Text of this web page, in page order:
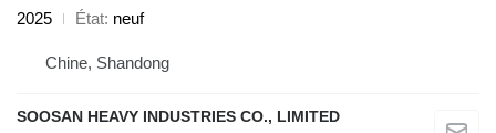
2025
État neuf
Chine, Shandong
SOOSAN HEAVY INDUSTRIES CO., LIMITED